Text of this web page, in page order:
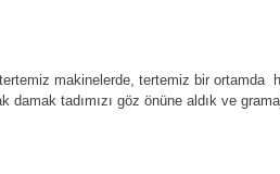
makinelerde, tertemiz bir ortamda
tadımızı göz önüne aldık ve